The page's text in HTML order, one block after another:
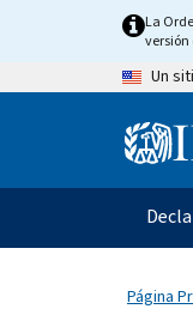
content
La
versión
Un
Página